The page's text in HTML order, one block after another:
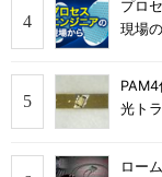
プロ
現場
光ト
ロー